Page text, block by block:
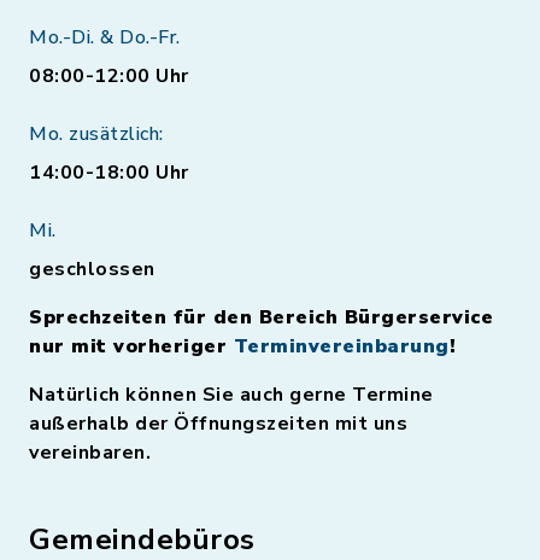
Mo.-Di. & Do.-Fr.
08:00-12:00 Uhr
Mo. zusätzlich:
14:00-18:00 Uhr
Mi.
geschlossen
Sprechzeiten für den Bereich Bürgerservice
nur mit vorheriger Terminvereinbarung!
Natürlich können Sie auch gerne Termine
außerhalb der Öffnungszeiten mit uns
vereinbaren.
Gemeindebüros